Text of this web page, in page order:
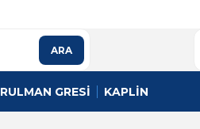
ARA
RULMAN GRESİ KAPLİN